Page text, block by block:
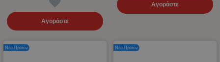
Αγοράστε
Αγοράστε
Νέο Προϊόν Νέο Προϊόν